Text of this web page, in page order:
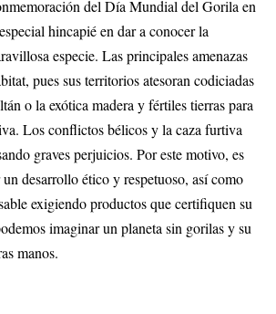
del Día Mundial del Gorila en
hincapié en dar a conocer la
especie. Las principales amenazas
pues sus territorios atesoran codiciadas
o la exótica madera y fértiles tierras para
Los conflictos bélicos y la caza furtiva
graves perjuicios. Por este motivo, es
desarrollo ético y respetuoso, así como
exigiendo productos que certifiquen su
imaginar un planeta sin gorilas y su
manos.